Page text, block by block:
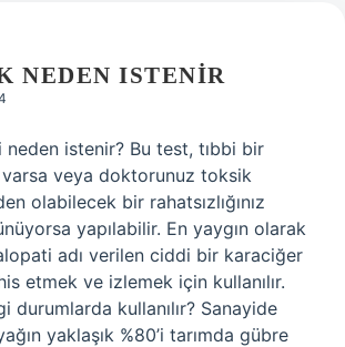
NEDEN ISTENIR
istenir? Bu test, tıbbi bir
varsa veya doktorunuz toksik
olabilecek bir rahatsızlığınız
yapılabilir. En yaygın olarak
adı verilen ciddi bir karaciğer
etmek ve izlemek için kullanılır.
durumlarda kullanılır? Sanayide
yaklaşık %80’i tarımda gübre